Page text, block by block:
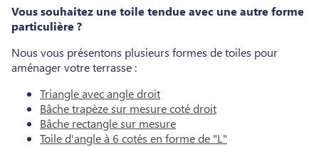
Vous souhaitez une toile tendue avec une autre forme
particulière ?
Nous vous présentons plusieurs formes de toiles pour
aménager votre terrasse :
Triangle avec angle droit
Bâche trapèze sur mesure coté droit
Bâche rectangle sur mesure
Toile d'angle à 6 cotés en forme de "L"